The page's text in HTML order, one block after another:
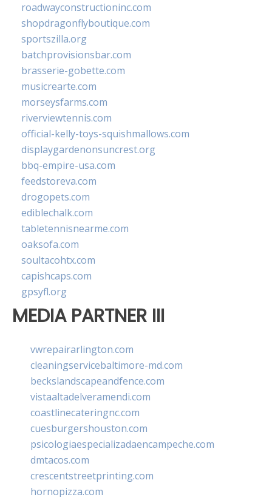
roadwayconstructioninc.com
shopdragonflyboutique.com
sportszilla.org
batchprovisionsbar.com
brasserie-gobette.com
musicrearte.com
morseysfarms.com
riverviewtennis.com
official-kelly-toys-squishmallows.com
displaygardenonsuncrest.org
bbq-empire-usa.com
feedstoreva.com
drogopets.com
ediblechalk.com
tabletennisnearme.com
oaksofa.com
soultacohtx.com
capishcaps.com
gpsyfl.org
MEDIA PARTNER III
vwrepairarlington.com
cleaningservicebaltimore-md.com
beckslandscapeandfence.com
vistaaltadelveramendi.com
coastlinecateringnc.com
cuesburgershouston.com
psicologiaespecializadaencampeche.com
dmtacos.com
crescentstreetprinting.com
hornopizza.com